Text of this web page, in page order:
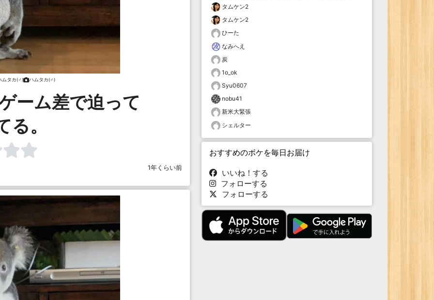
ムタカ(♂) ハムタカ(♂)
ーム差で迫って
る。
1年くらい前
タムケン2
タムケン2
ひーた
なみへえ
炭
1o_ok
Syu0607
nobu41
新米大緊張
シェルター
おすすめのボケを毎日お届け
いいね！する
フォローする
フォローする